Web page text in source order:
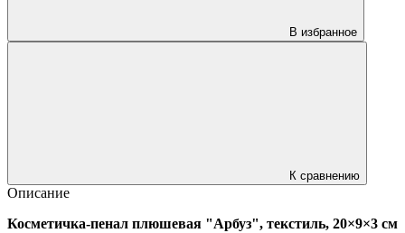
В избранное
К сравнению
Описание
Косметичка-пенал плюшевая "Арбуз", текстиль, 20×9×3 см